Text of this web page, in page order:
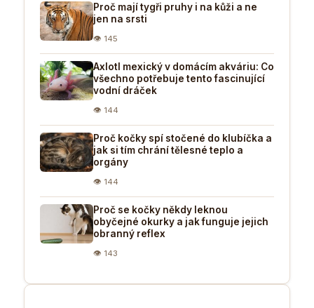
Proč mají tygři pruhy i na kůži a ne
jen na srsti
👁 145
Axlotl mexický v domácím akváriu: Co
všechno potřebuje tento fascinující
vodní dráček
👁 144
Proč kočky spí stočené do klubíčka a
jak si tím chrání tělesné teplo a
orgány
👁 144
Proč se kočky někdy leknou
obyčejné okurky a jak funguje jejich
obranný reflex
👁 143